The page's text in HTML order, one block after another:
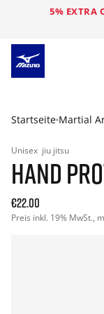
5% EXTRA
Startseite Martial
Unisex jiu jitsu
HAND
€22.00
Preis inkl. 19% MwSt.,